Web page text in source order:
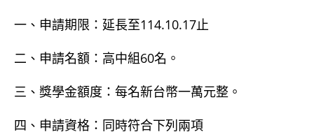
一、申請期限：延長至114.10.17止
二、申請名額：高中組60名。
三、獎學金額度：每名新台幣一萬元整。
四、申請資格：同時符合下列兩項